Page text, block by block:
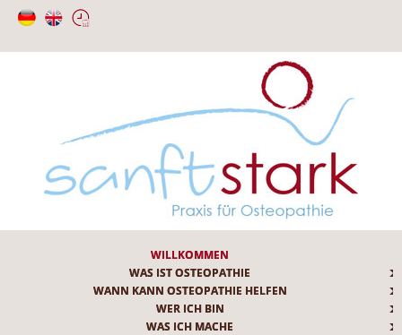
WILLKOMMEN
WAS IST OSTEOPATHIE
WANN KANN OSTEOPATHIE HELFEN
WER ICH BIN
WAS ICH MACHE